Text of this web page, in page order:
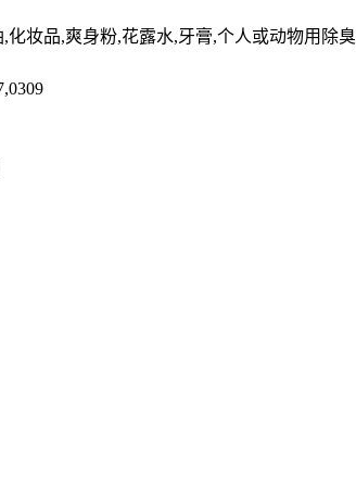
妆品,爽身粉,花露水,牙膏,个人或动物用除臭